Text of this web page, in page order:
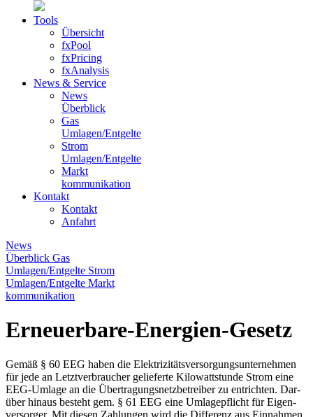
Tools
Übersicht
fxPool
fxPricing
fxAnalysis
News & Service
News
Überblick
Gas
Umlagen/Entgelte
Strom
Umlagen/Entgelte
Markt
kommunikation
Kontakt
Kontakt
Anfahrt
News
Überblick Gas
Umlagen/Entgelte Strom
Umlagen/Entgelte Markt
kommunikation
Erneuerbare-Energien-Gesetz
Ge­mäß § 60 EEG ha­ben die Elek­tri­zi­täts­ver­sor­gungs­un­ter­neh­men
für je­de an Letzt­ver­brau­cher ge­lie­fer­te Ki­lo­watt­stun­de Strom ei­ne
EEG-Um­la­ge an die Über­tra­gungs­netz­be­trei­ber zu ent­rich­ten. Dar­
über hin­aus be­steht gem. § 61 EEG ei­ne Um­la­ge­pflicht für Ei­gen­
ver­sor­ger. Mit die­sen Zah­lun­gen wird die Dif­fe­renz aus Ein­nah­men